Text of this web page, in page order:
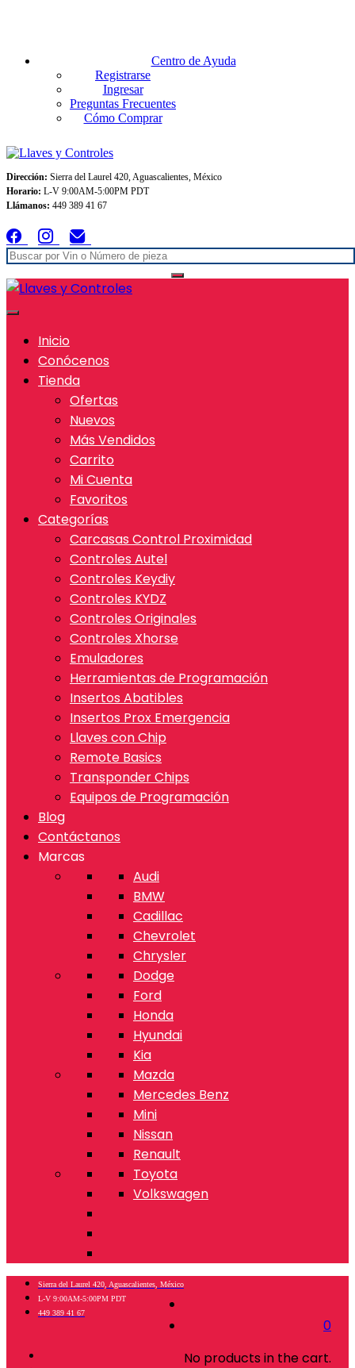
Centro de Ayuda
Registrarse
Ingresar
Preguntas Frecuentes
Cómo Comprar
Dirección: Sierra del Laurel 420, Aguascalientes, México
Horario: L-V 9:00AM-5:00PM PDT
Llámanos: 449 389 41 67
Inicio
Conócenos
Tienda
Ofertas
Nuevos
Más Vendidos
Carrito
Mi Cuenta
Favoritos
Categorías
Carcasas Control Proximidad
Controles Autel
Controles Keydiy
Controles KYDZ
Controles Originales
Controles Xhorse
Emuladores
Herramientas de Programación
Insertos Abatibles
Insertos Prox Emergencia
Llaves con Chip
Remote Basics
Transponder Chips
Equipos de Programación
Blog
Contáctanos
Marcas
Audi
BMW
Cadillac
Chevrolet
Chrysler
Dodge
Ford
Honda
Hyundai
Kia
Mazda
Mercedes Benz
Mini
Nissan
Renault
Toyota
Volkswagen
0
No products in the cart.
Sierra del Laurel 420, Aguascalientes, México
L-V 9:00AM-5:00PM PDT
449 389 41 67